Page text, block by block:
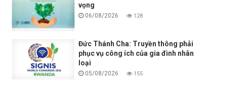
vọng
06/08/2026 128
Đức Thánh Cha: Truyền thông phải
phục vụ công ích của gia đình nhân
loại
05/08/2026 155